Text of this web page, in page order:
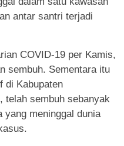
antar santri terjadi
COVID-19 per Kamis,
sembuh. Sementara itu
di Kabupaten
telah sembuh sebanyak
yang meninggal dunia